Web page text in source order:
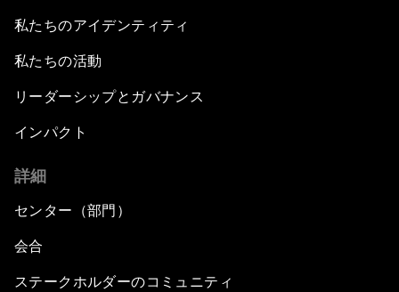
私たちのアイデンティティ
私たちの活動
リーダーシップとガバナンス
インパクト
詳細
センター（部門）
会合
ステークホルダーのコミュニティ